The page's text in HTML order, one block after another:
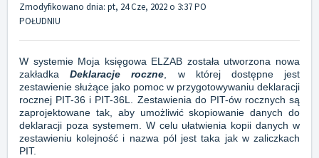
Zmodyfikowano dnia: pt, 24 Cze, 2022 o 3:37 PO
POŁUDNIU
W systemie Moja księgowa ELZAB została utworzona nowa
zakładkaDeklaracje roczne, w której dostępne jest
zestawienie służące jako pomoc w przygotowywaniu deklaracji
rocznej PIT-36 i PIT-36L. Zestawienia do PIT-ów rocznych są
zaprojektowane tak, aby umożliwić skopiowanie danych do
deklaracji poza systemem. W celu ułatwienia kopii danych w
zestawieniu kolejność i nazwa pól jest taka jak w zaliczkach
PIT.